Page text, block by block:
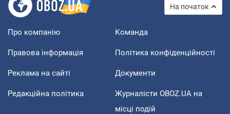
На початок
Про компанію Команда
Правова інформація Політика конфіденційності
Реклама на сайті Документи
Редакційна політика
Журналісти OBOZ.UA на
місці подій